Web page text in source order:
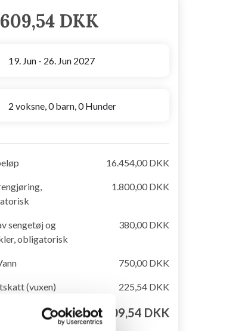
DKK
19. Jun - 26. Jun 2027
2 voksne, 0 barn, 0 Hunder
16.454,00 DKK
1.800,00 DKK
sengetøj og
obligatorisk
380,00 DKK
750,00 DKK
(vuxen) 225,54 DKK
19.609,54 DKK